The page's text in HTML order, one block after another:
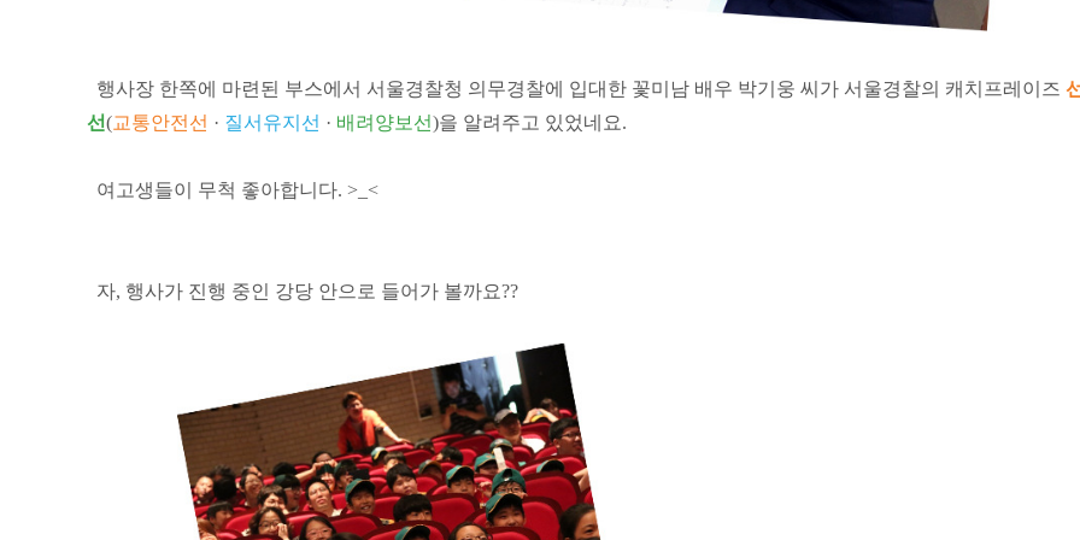
행사장 한쪽에 마련된 부스에서 서울경찰청 의무경찰에 입대한 꽃미남 배우 박기웅 씨가 서울경찰의 캐치프레이즈
선(교통안전선 · 질서유지선 · 배려양보선)을 알려주고 있었네요.
여고생들이 무척 좋아합니다. >_<
자, 행사가 진행 중인 강당 안으로 들어가 볼까요??